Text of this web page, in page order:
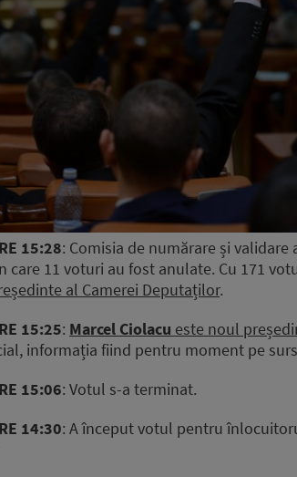
15:28: Comisia de numărare și
care 11 voturi au fost anulate. Cu 171
al Camerei Deputaților.
15:25: Marcel Ciolacu este noul
informația fiind pentru moment pe
15:06: Votul s-a terminat.
14:30: A început votul pentru